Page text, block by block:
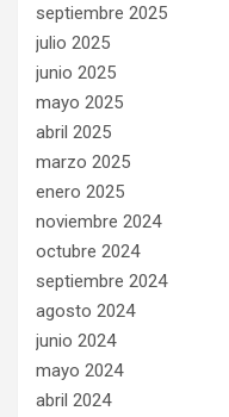
septiembre 2025
julio 2025
junio 2025
mayo 2025
abril 2025
marzo 2025
enero 2025
noviembre 2024
octubre 2024
septiembre 2024
agosto 2024
junio 2024
mayo 2024
abril 2024